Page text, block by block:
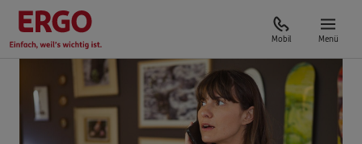
Mobil Menü